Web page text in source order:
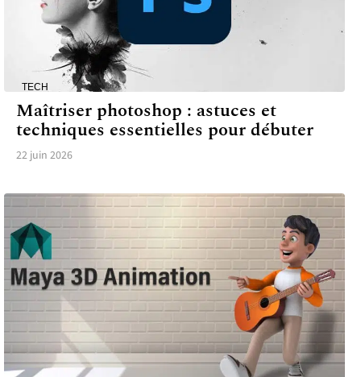
TECH
Maîtriser photoshop : astuces et
techniques essentielles pour débuter
22 juin 2026